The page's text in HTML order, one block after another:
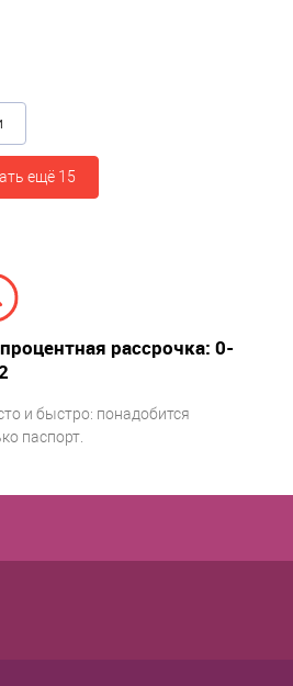
ещё 15
рассрочка: 0-
и быстро: понадобится
паспорт.